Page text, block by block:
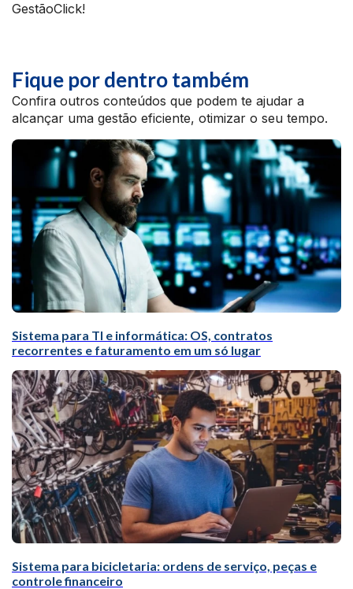
GestãoClick!
Fique por dentro também
Confira outros conteúdos que podem te ajudar a
alcançar uma gestão eficiente, otimizar o seu tempo.
Sistema para TI e informática: OS, contratos
recorrentes e faturamento em um só lugar
Sistema para bicicletaria: ordens de serviço, peças e
controle financeiro